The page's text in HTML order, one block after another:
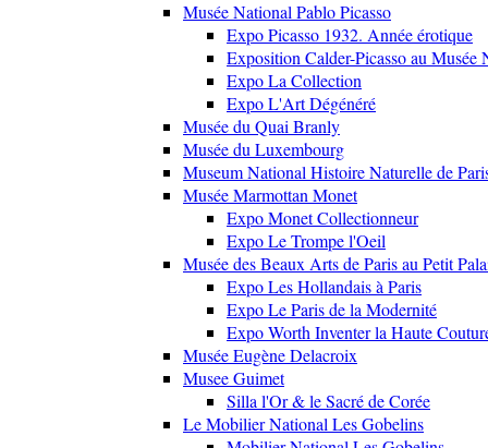
Musée National Pablo Picasso
Expo Picasso 1932. Année érotique
Exposition Calder-Picasso au Musée
Expo La Collection
Expo L'Art Dégénéré
Musée du Quai Branly
Musée du Luxembourg
Museum National Histoire Naturelle de
Musée Marmottan Monet
Expo Monet Collectionneur
Expo Le Trompe l'Oeil
Musée des Beaux Arts de Paris au Petit
Expo Les Hollandais à Paris
Expo Le Paris de la Modernité
Expo Worth Inventer la Haute
Musée Eugène Delacroix
Musee Guimet
Silla l'Or & le Sacré de Corée
Le Mobilier National Les Gobelins